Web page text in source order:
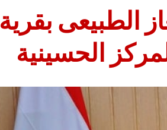
الطبيعى بقرية
الحسينية